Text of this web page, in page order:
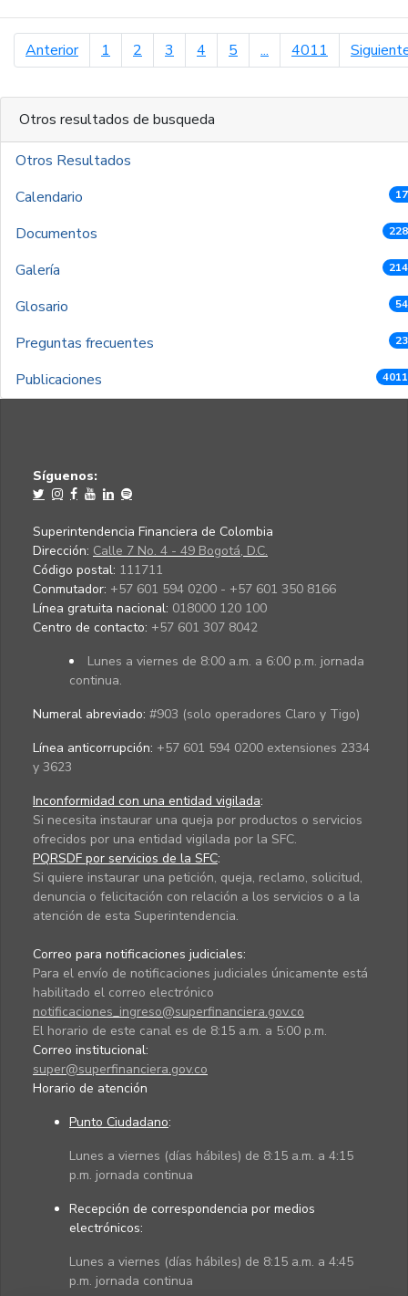
Anteriorpágina anterior
1 2 3 4 5 ... 4011
Otros resultados de busqueda
Otros Resultados
Calendario
Documentos
Galería
Glosario
Preguntas frecuentes
Publicaciones
Síguenos:
Superintendencia Financiera de Colombia
Dirección: Calle 7 No. 4 - 49 Bogotá, D.C.
Código postal: 111711
Conmutador: +57 601 594 0200 - +57 601 350 8166
Línea gratuita nacional: 018000 120 100
Centro de contacto: +57 601 307 8042
Lunes a viernes de 8:00 a.m. a 6:00 p.m. jornada
continua.
Numeral abreviado: #903 (solo operadores Claro y Tigo)
Línea anticorrupción: +57 601 594 0200 extensiones 2334
y 3623
Inconformidad con una entidad vigilada:
Si necesita instaurar una queja por productos o servicios
ofrecidos por una entidad vigilada por la SFC.
PQRSDF por servicios de la SFC:
Si quiere instaurar una petición, queja, reclamo, solicitud,
denuncia o felicitación con relación a los servicios o a la
atención de esta Superintendencia.
Correo para notificaciones judiciales:
Para el envío de notificaciones judiciales únicamente está
habilitado el correo electrónico
notificaciones_ingreso@superfinanciera.gov.co
El horario de este canal es de 8:15 a.m. a 5:00 p.m.
Correo institucional:
super@superfinanciera.gov.co
Horario de atención
Punto Ciudadano:
Lunes a viernes (días hábiles) de 8:15 a.m. a 4:15
p.m. jornada continua
Recepción de correspondencia por medios
electrónicos:
Lunes a viernes (días hábiles) de 8:15 a.m. a 4:45
p.m. jornada continua